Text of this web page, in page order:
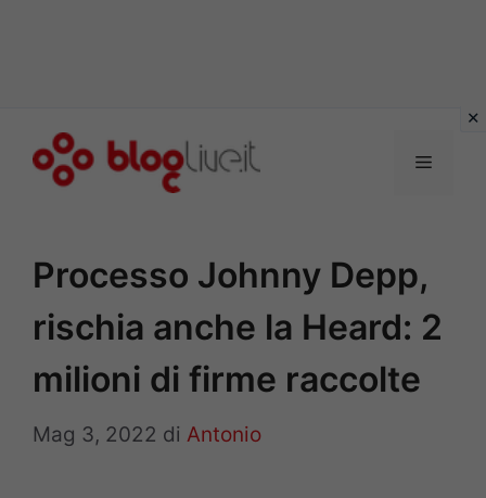
Menu
Processo Johnny Depp,
rischia anche la Heard: 2
milioni di firme raccolte
Mag 3, 2022 di Antonio